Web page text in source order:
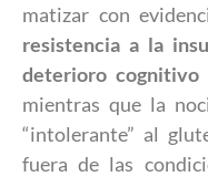
matizar con
resistencia a la
deterioro cognitivo
mientras que la
“intolerante” al
fuera de las